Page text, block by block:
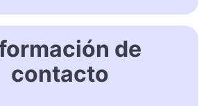
de
contacto